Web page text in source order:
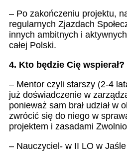
– Po zakończeniu projektu,
regularnych Zjazdach
innych ambitnych i
całej Polski.
4. Kto będzie Cię wspierał?
– Mentor czyli starszy (2-4
już doświadczenie w
ponieważ sam brał udział w
zwrócić się do niego w
projektem i zasadami
– Nauczyciel- w II LO w